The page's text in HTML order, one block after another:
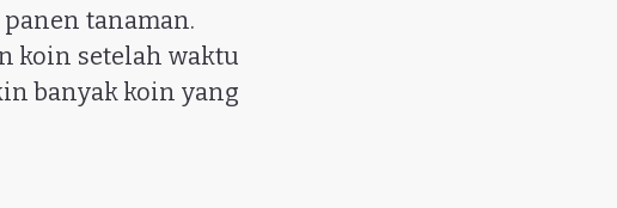
tanaman.
koin setelah waktu
banyak koin yang